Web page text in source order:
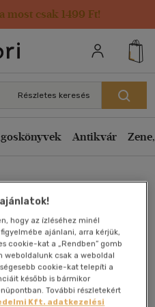
most csak 1499 Ft!
Részletes keresés
Antikvár
Book -
élet
hogy az ízléséhez minél
ajánlani, arra kérjük,
cookie-kat a „Rendben” gomb
weboldalunk csak a weboldal
cookie-kat telepíti a
később is bármikor
További részletekért
Kft. adatkezelési